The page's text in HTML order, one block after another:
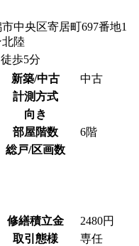
中央区寄居町697番地1
北陸
歩5分
新築/中古
中古
計測方式
向き
部屋階数
6階
総戸/区画数
修繕積立金
2480円
取引態様 専任